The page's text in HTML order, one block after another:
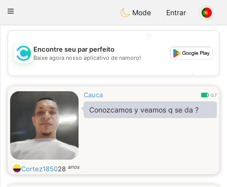
olombiaCitas
Toggle
Mode Entrar
💖
💕
Encontre seu par perfeito
Baixe agora nosso aplicativo de namoro!
Cauca 0.7
Conozcamos y veamos q se da ?
Cortez185028 anos